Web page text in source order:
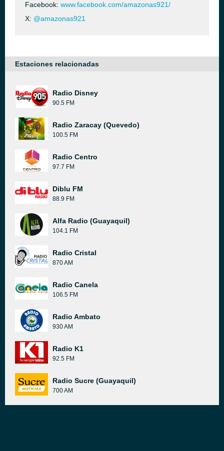
Facebook: www.facebook.com/amazonas921/
X: @amazonas921
Estaciones relacionadas
Radio Disney
90.5 FM
Radio Zaracay (Quevedo)
100.5 FM
Radio Centro
97.7 FM
Diblu FM
88.9 FM
Alfa Radio (Guayaquil)
104.1 FM
Radio Cristal
870 AM
Radio Canela
106.5 FM
Radio Ambato
930 AM
Radio K1
92.5 FM
Radio Sucre (Guayaquil)
700 AM